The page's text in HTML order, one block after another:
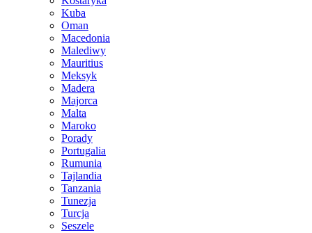
Kuba
Oman
Macedonia
Malediwy
Mauritius
Meksyk
Madera
Majorca
Malta
Maroko
Porady
Portugalia
Rumunia
Tajlandia
Tanzania
Tunezja
Turcja
Seszele